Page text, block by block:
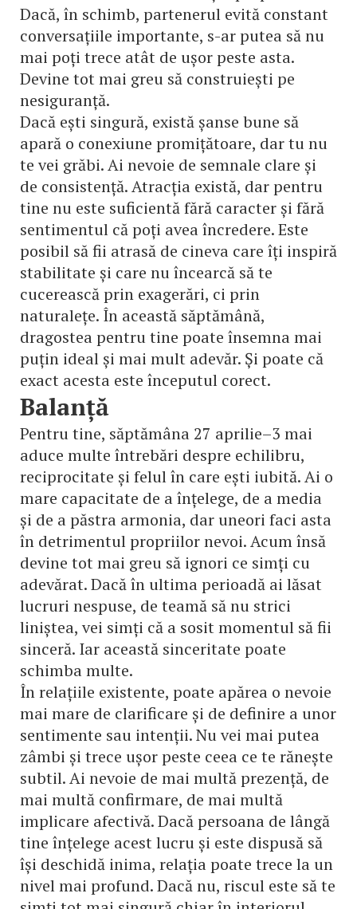
Dacă, în schimb, partenerul evită constant
conversațiile importante, s-ar putea să nu
mai poți trece atât de ușor peste asta.
Devine tot mai greu să construiești pe
nesiguranță.
Dacă ești singură, există șanse bune să
apară o conexiune promițătoare, dar tu nu
te vei grăbi. Ai nevoie de semnale clare și
de consistență. Atracția există, dar pentru
tine nu este suficientă fără caracter și fără
sentimentul că poți avea încredere. Este
posibil să fii atrasă de cineva care îți inspiră
stabilitate și care nu încearcă să te
cucerească prin exagerări, ci prin
naturalețe. În această săptămână,
dragostea pentru tine poate însemna mai
puțin ideal și mai mult adevăr. Și poate că
exact acesta este începutul corect.
Balanță
Pentru tine, săptămâna 27 aprilie–3 mai
aduce multe întrebări despre echilibru,
reciprocitate și felul în care ești iubită. Ai o
mare capacitate de a înțelege, de a media
și de a păstra armonia, dar uneori faci asta
în detrimentul propriilor nevoi. Acum însă
devine tot mai greu să ignori ce simți cu
adevărat. Dacă în ultima perioadă ai lăsat
lucruri nespuse, de teamă să nu strici
liniștea, vei simți că a sosit momentul să fii
sinceră. Iar această sinceritate poate
schimba multe.
În relațiile existente, poate apărea o nevoie
mai mare de clarificare și de definire a unor
sentimente sau intenții. Nu vei mai putea
zâmbi și trece ușor peste ceea ce te rănește
subtil. Ai nevoie de mai multă prezență, de
mai multă confirmare, de mai multă
implicare afectivă. Dacă persoana de lângă
tine înțelege acest lucru și este dispusă să
își deschidă inima, relația poate trece la un
nivel mai profund. Dacă nu, riscul este să te